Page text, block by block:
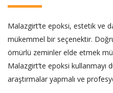
Malazgirt’te epoksi, estetik ve
mükemmel bir seçenektir.
ömürlü zeminler elde etmek
Malazgirt’te epoksi kullanmayı
araştırmalar yapmalı ve